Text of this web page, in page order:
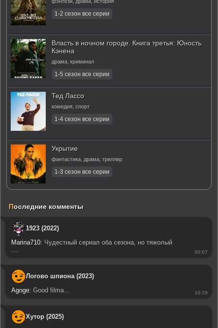
Власть в ночном городе. Книга третья: Юность
Кэнена
драма, криминал
Тед Лассо
комедия, спорт
Укрытие
фантастика, драма, триллер
Последние комменты
1923 (2022)
Marina710: Чудестный сериал оба сезона, но тяжолый
00:07
Логово шпиона (2023)
Agoge: Good filma... 10:29
Хутор (2025)